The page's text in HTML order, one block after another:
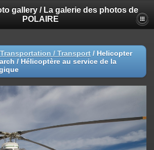
gallery / La galerie des photos de
POLAIRE
Transportation / Transport / Helicopter
/ Hélicoptère au service de la